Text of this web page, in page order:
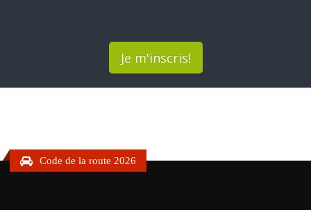
Je m'inscris!
Code de la route 2026